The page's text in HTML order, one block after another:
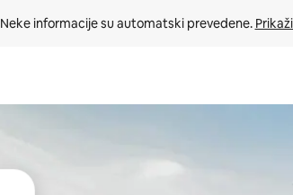
Neke informacije su automatski prevedene.